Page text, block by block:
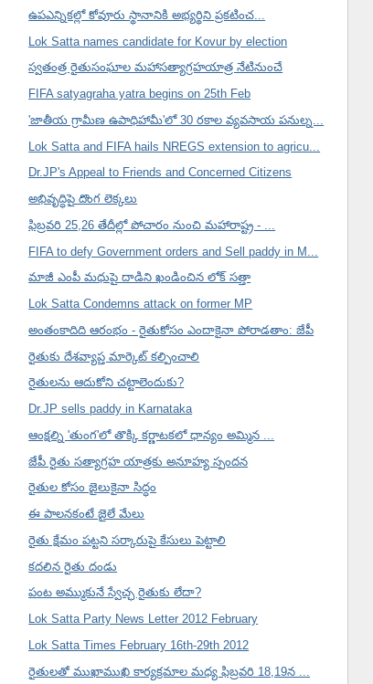
ఉపఎన్నికల్లో కోవూరు స్థానానికి అభ్యర్థిని ప్రకటించ...
Lok Satta names candidate for Kovur by election
స్వతంత్ర రైతుసంఘాల మహాసత్యాగ్రహయాత్ర నేటినుంచే
FIFA satyagraha yatra begins on 25th Feb
'జాతీయ గ్రామీణ ఉపాధిహామీ'లో 30 రకాల వ్యవసాయ పనుల్న...
Lok Satta and FIFA hails NREGS extension to agricu...
Dr.JP's Appeal to Friends and Concerned Citizens
అభివృద్ధిపై దొంగ లెక్కలు
ఫిబ్రవరి 25,26 తేదీల్లో పోచారం నుంచి మహారాష్ట్ర - ...
FIFA to defy Government orders and Sell paddy in M...
మాజీ ఎంపీ మధుపై దాడిని ఖండించిన లోక్ సత్తా
Lok Satta Condemns attack on former MP
అంతంకాదిది ఆరంభం - రైతుకోసం ఎందాకైనా పోరాడతాం: జేపీ
రైతుకు దేశవ్యాప్త మార్కెట్ కల్పించాలి
రైతులను ఆదుకోని చట్టాలెందుకు?
Dr.JP sells paddy in Karnataka
ఆంక్షల్ని 'తుంగ'లో తొక్కి కర్ణాటకలో ధాన్యం అమ్మిన ...
జేపీ రైతు సత్యాగ్రహ యాత్రకు అనూహ్య స్పందన
రైతుల కోసం జైలుకైనా సిద్ధం
ఈ పాలనకంటే జైలే మేలు
రైతు క్షేమం పట్టని సర్కారుపై కేసులు పెట్టాలి
కదలిన రైతు దండు
పంట అమ్ముకునే స్వేచ్ఛ రైతుకు లేదా?
Lok Satta Party News Letter 2012 February
Lok Satta Times February 16th-29th 2012
రైతులతో ముఖాముఖి కార్యక్రమాల మధ్య ఫిబ్రవరి 18,19న ...